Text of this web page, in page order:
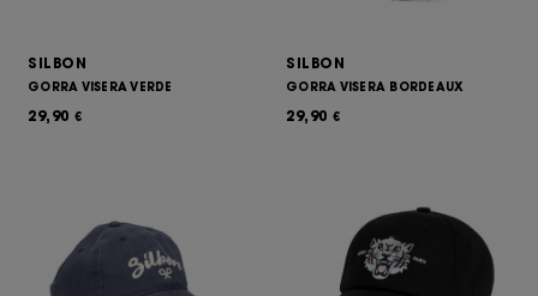
SILBON
GORRA VISERA VERDE
29,90 €
SILBON
GORRA VISERA BORDEAUX
29,90 €